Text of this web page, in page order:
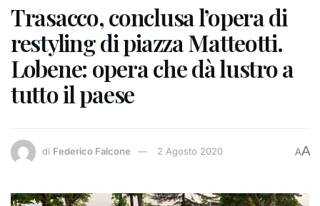
Trasacco, conclusa l’opera di
restyling di piazza Matteotti.
Lobene: opera che dà lustro a
tutto il paese
di Federico Falcone 2 Agosto 2020 AA